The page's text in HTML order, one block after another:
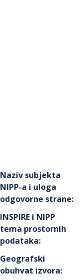
Naziv subjekta
NIPP-a i uloga
odgovorne strane:
INSPIRE i NIPP
tema prostornih
podataka:
Geografski
obuhvat izvora: